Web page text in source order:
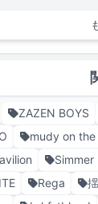
ZAZEN BOYS
mudy on the
Simmer
Rega